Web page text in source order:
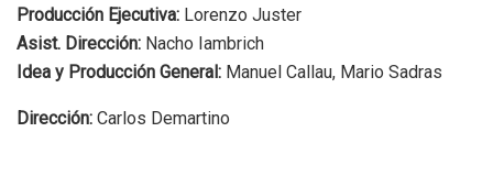
Producción Ejecutiva: Lorenzo Juster
Asist. Dirección: Nacho Iambrich
Idea y Producción General: Manuel Callau, Mario Sadras
Dirección: Carlos Demartino